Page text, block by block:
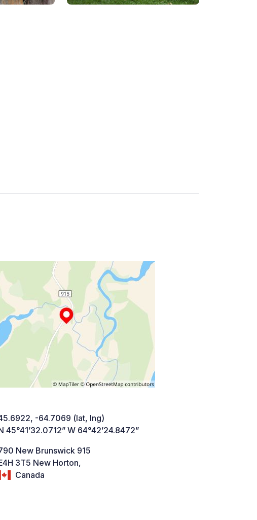
-64.7069 (lat, lng)
45°41’32.0712” W 64°42’24.8472”
New Brunswick 915
3T5 New Horton,
Canada